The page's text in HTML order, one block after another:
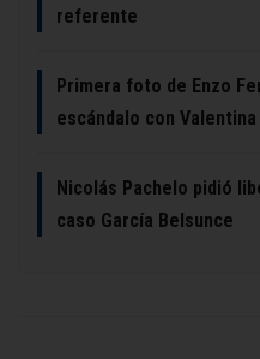
referente
Primera foto de Enzo
escándalo con
Nicolás Pachelo pidió
caso García Belsunce